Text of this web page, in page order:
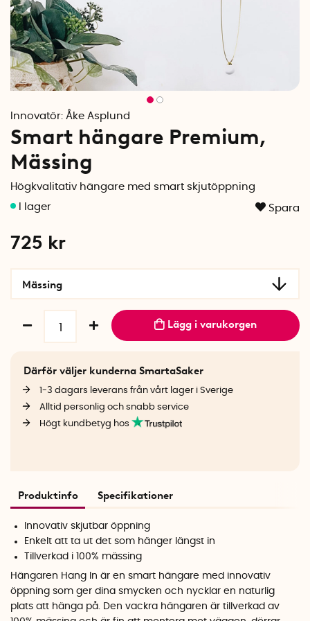
Innovatör: Åke Asplund
Smart hängare Premium,
Mässing
Högkvalitativ hängare med smart skjutöppning
Spara
725 kr
Mässing
Lägg i varukorgen
Därför väljer kunderna SmartaSaker
1-3 dagars leverans från vårt lager i Sverige
Alltid personlig och snabb service
Högt kundbetyg hos
Produktinfo Specifikationer
Innovativ skjutbar öppning
Enkelt att ta ut det som hänger längst in
Tillverkad i 100% mässing
Hängaren Hang In är en smart hängare med innovativ
öppning som ger dina smycken och nycklar en naturlig
plats att hänga på. Den vackra hängaren är tillverkad av